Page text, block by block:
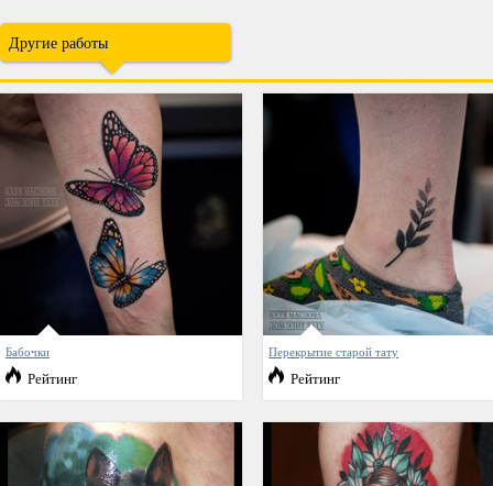
Другие работы
Бабочки
Рейтинг
Перекрытие старой тату
Рейтинг